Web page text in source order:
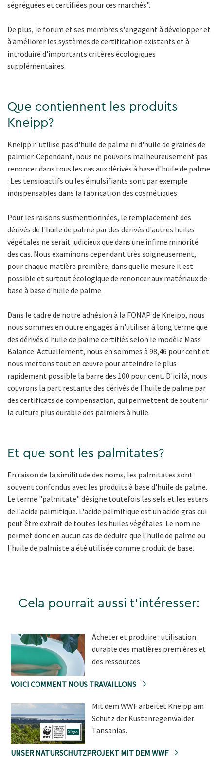
ségréguées et certifiées pour ces marchés".
De plus, le forum et ses membres s'engagent à développer et
à améliorer les systèmes de certification existants et à
introduire d'importants critères écologiques
supplémentaires.
Que contiennent les produits
Kneipp?
Kneipp n'utilise pas d'huile de palme ni d'huile de graines de
palmier. Cependant, nous ne pouvons malheureusement pas
renoncer dans tous les cas aux dérivés à base d'huile de palme
: Les tensioactifs ou les émulsifiants sont par exemple
indispensables dans la fabrication des cosmétiques.
Pour les raisons susmentionnées, le remplacement des
dérivés de l'huile de palme par des dérivés d'autres huiles
végétales ne serait judicieux que dans une infime minorité
des cas. Nous examinons cependant très soigneusement,
pour chaque matière première, dans quelle mesure il est
possible et surtout écologique de renoncer aux matériaux de
base à base d'huile de palme.
Dans le cadre de notre adhésion à la FONAP de Kneipp, nous
nous sommes en outre engagés à n'utiliser à long terme que
des dérivés d'huile de palme certifiés selon le modèle Mass
Balance. Actuellement, nous en sommes à 98,46 pour cent et
nous mettons tout en œuvre pour atteindre le plus
rapidement possible la barre des 100 pour cent. D'ici là, nous
couvrons la part restante des dérivés de l'huile de palme par
des certificats de compensation, qui permettent de soutenir
la culture plus durable des palmiers à huile.
Et que sont les palmitates?
En raison de la similitude des noms, les palmitates sont
souvent confondus avec les produits à base d'huile de palme.
Le terme "palmitate" désigne toutefois les sels et les esters
de l'acide palmitique. L'acide palmitique est un acide gras qui
peut être extrait de toutes les huiles végétales. Le nom ne
permet donc en aucun cas de déduire que l'huile de palme ou
l'huile de palmiste a été utilisée comme produit de base.
Cela pourrait aussi t'intéresser:
Acheter et produire : utilisation
durable des matières premières et
des ressources
VOICI COMMENT NOUS TRAVAILLONS
Mit dem WWF arbeitet Kneipp am
Schutz der Küstenregenwälder
Tansanias.
UNSER NATURSCHUTZPROJEKT MIT DEM WWF